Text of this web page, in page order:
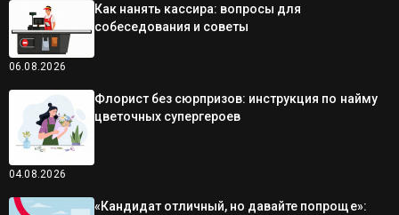
06.08.2026
Как нанять кассира: вопросы для
собеседования и советы
04.08.2026
Флорист без сюрпризов: инструкция по найму
цветочных супергероев
«Кандидат отличный, но давайте попроще»: